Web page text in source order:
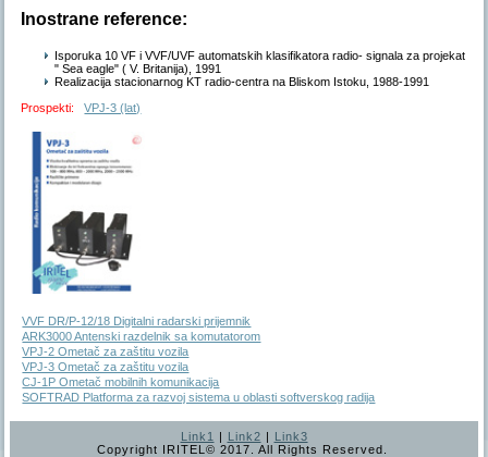
Inostrane reference:
Isporuka 10 VF i VVF/UVF automatskih klasifikatora radio- signala za projekat
" Sea eagle" ( V. Britanija), 1991
Realizacija stacionarnog KT radio-centra na Bliskom Istoku, 1988-1991
Prospekti:
VPJ-3 (lat)
VVF DR/P-12/18 Digitalni radarski prijemnik
ARK3000 Antenski razdelnik sa komutatorom
VPJ-2 Ometač za zaštitu vozila
VPJ-3 Ometač za zaštitu vozila
CJ-1P Ometač mobilnih komunikacija
SOFTRAD Platforma za razvoj sistema u oblasti softverskog radija
Link1 | Link2 | Link3
Copyright IRITEL© 2017. All Rights Reserved.